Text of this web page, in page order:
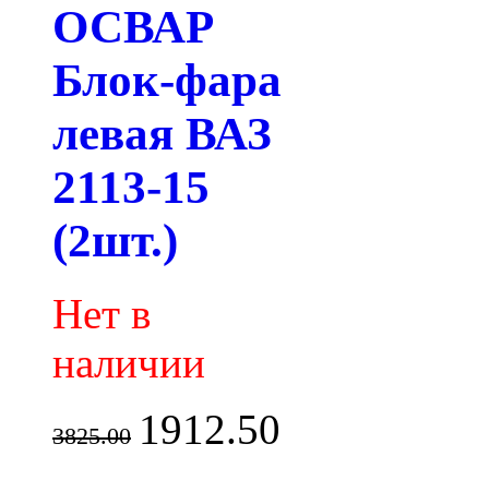
ОСВАР
Блок-фара
левая ВАЗ
2113-15
(2шт.)
Нет в
наличии
3825.00 1912.50